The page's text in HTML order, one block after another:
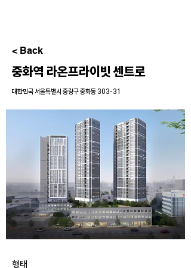
< Back
중화역 라온프라이빗 센트로
대한민국 서울특별시 중랑구 중화동 303-31
형태